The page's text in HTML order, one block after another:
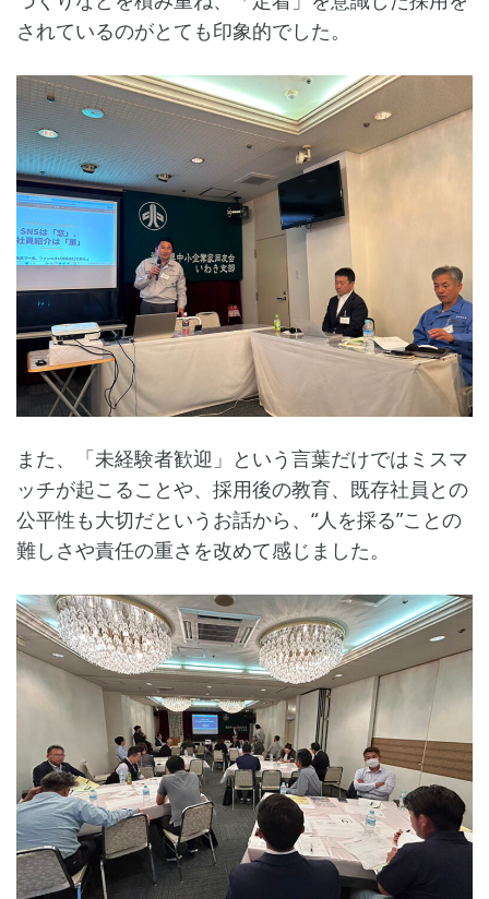
されているのがとても印象的でした。
また、「未経験者歓迎」という言葉だけではミスマ
ッチが起こることや、採用後の教育、既存社員との
公平性も大切だというお話から、“人を採る”ことの
難しさや責任の重さを改めて感じました。